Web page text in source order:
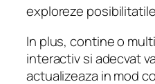
exploreze
In plus, contine o
interactiv si adecvat
actualizeaza in mod